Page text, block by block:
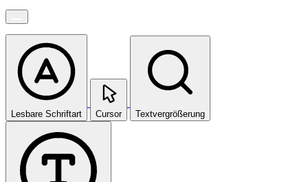
Lesbare Schriftart Cursor Textvergrößerung